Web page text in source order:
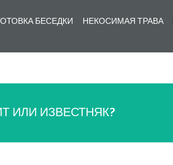
БЕСЕДКИ НЕКОСИМАЯ ТРАВА
ИЛИ ИЗВЕСТНЯК?